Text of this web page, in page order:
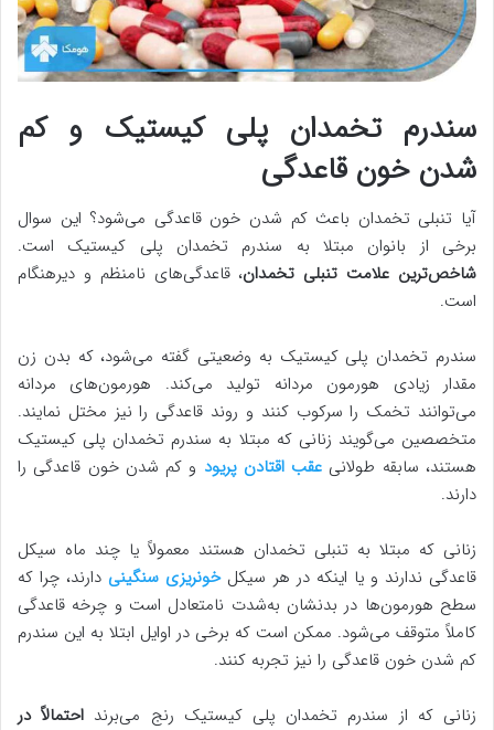
سندرم تخمدان پلی کیستیک و کم
شدن خون قاعدگی
آیا تنبلی تخمدان باعث کم شدن خون قاعدگی می‌شود؟ این سوال
برخی از بانوان مبتلا به سندرم تخمدان پلی کیستیک است.
شاخص‌ترین علامت تنبلی تخمدان، قاعدگی‌های نامنظم و دیرهنگام
است.
سندرم تخمدان پلی کیستیک به وضعیتی گفته می‌شود، که بدن زن
مقدار زیادی هورمون مردانه تولید می‌کند. هورمون‌های مردانه
می‌توانند تخمک را سرکوب کنند و روند قاعدگی را نیز مختل نمایند.
متخصصین می‌گویند زنانی که مبتلا به سندرم تخمدان پلی کیستیک
هستند، سابقه طولانی عقب اقتادن پریود و کم شدن خون قاعدگی را
دارند.
زنانی که مبتلا به تنبلی تخمدان هستند معمولاً یا چند ماه سیکل
قاعدگی ندارند و یا اینکه در هر سیکلخونریزی سنگینی دارند، چرا که
سطح هورمون‌ها در بدنشان به‌شدت نامتعادل است و چرخه قاعدگی
کاملاً متوقف می‌شود. ممکن است که برخی در اوایل ابتلا به این سندرم
کم شدن خون قاعدگی را نیز تجربه کنند.
زنانی که از سندرم تخمدان پلی کیستیک رنج می‌برند احتمالاً در